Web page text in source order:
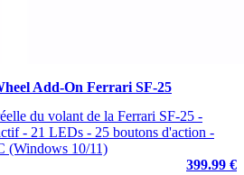
Add-On Ferrari SF-25
du volant de la Ferrari SF-25 -
- 21 LEDs - 25 boutons d'action -
(Windows 10/11)
399.99 €